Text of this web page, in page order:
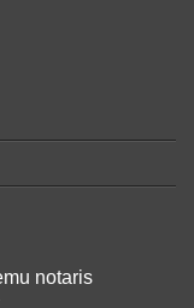
notaris